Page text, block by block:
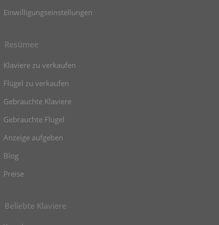
Einwilligungseinstellungen
Resümee
Klaviere zu verkaufen
Flügel zu verkaufen
Gebrauchte Klaviere
Gebrauchte Flügel
Anzeige aufgeben
Blog
Preise
Beliebte Klaviere